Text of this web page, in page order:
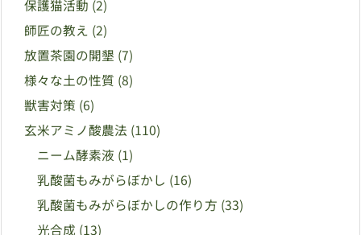
保護猫活動 (2)
師匠の教え (2)
放置茶園の開墾 (7)
様々な土の性質 (8)
獣害対策 (6)
玄米アミノ酸農法 (110)
ニーム酵素液 (1)
乳酸菌もみがらぼかし (16)
乳酸菌もみがらぼかしの作り方 (33)
光合成 (13)